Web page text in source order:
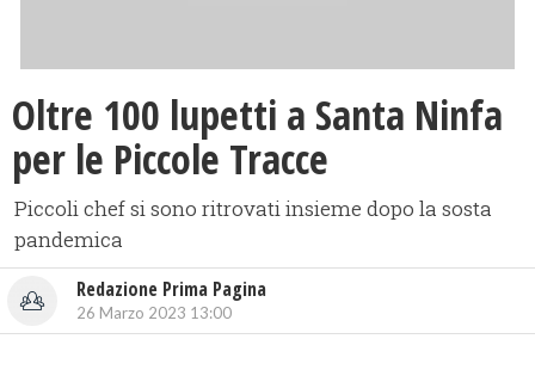
Oltre 100 lupetti a Santa Ninfa
per le Piccole Tracce
Piccoli chef si sono ritrovati insieme dopo la sosta
pandemica
Redazione Prima Pagina
26 Marzo 2023 13:00